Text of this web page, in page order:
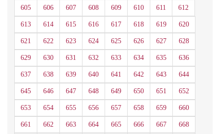
605 606 607 608 609 610 611 612
613 614 615 616 617 618 619 620
621 622 623 624 625 626 627 628
629 630 631 632 633 634 635 636
637 638 639 640 641 642 643 644
645 646 647 648 649 650 651 652
653 654 655 656 657 658 659 660
661 662 663 664 665 666 667 668